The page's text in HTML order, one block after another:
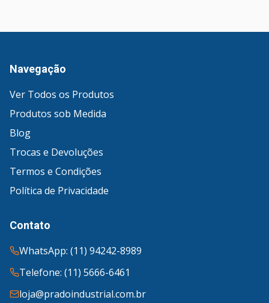
Navegação
Ver Todos os Produtos
Produtos sob Medida
Blog
Trocas e Devoluções
Termos e Condições
Política de Privacidade
Contato
WhatsApp: (11) 94242-8989
Telefone: (11) 5666-6461
loja@pradoindustrial.com.br